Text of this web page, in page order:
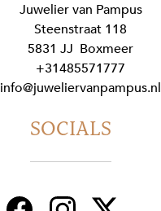
Juwelier van Pampus
Steenstraat 118
5831 JJ Boxmeer
+31485571777
info@juweliervanpampus.nl
SOCIALS